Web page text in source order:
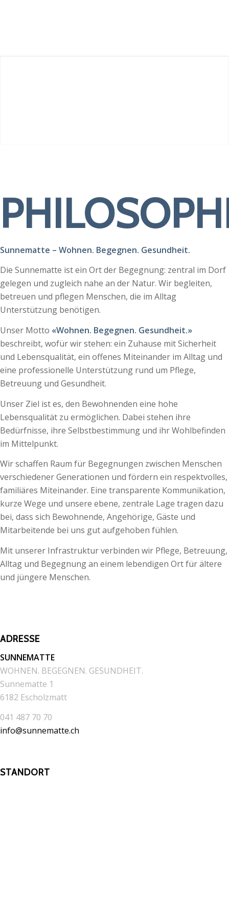
Sunnematte – Wohnen. Begegnen. Gesundheit.
Die Sunnematte ist ein Ort der Begegnung: zentral im Dorf
gelegen und zugleich nahe an der Natur. Wir begleiten,
betreuen und pflegen Menschen, die im Alltag
Unterstützung benötigen.
Unser Motto «Wohnen. Begegnen. Gesundheit.»
beschreibt, wofür wir stehen: ein Zuhause mit Sicherheit
und Lebensqualität, ein offenes Miteinander im Alltag und
eine professionelle Unterstützung rund um Pflege,
Betreuung und Gesundheit.
Unser Ziel ist es, den Bewohnenden eine hohe
Lebensqualität zu ermöglichen. Dabei stehen ihre
Bedürfnisse, ihre Selbstbestimmung und ihr Wohlbefinden
im Mittelpunkt.
Wir schaffen Raum für Begegnungen zwischen Menschen
verschiedener Generationen und fördern ein respektvolles,
familiäres Miteinander. Eine transparente Kommunikation,
kurze Wege und unsere ebene, zentrale Lage tragen dazu
bei, dass sich Bewohnende, Angehörige, Gäste und
Mitarbeitende bei uns gut aufgehoben fühlen.
Mit unserer Infrastruktur verbinden wir Pflege, Betreuung,
Alltag und Begegnung an einem lebendigen Ort für ältere
und jüngere Menschen.
ADRESSE
SUNNEMATTE
WOHNEN. BEGEGNEN. GESUNDHEIT.
Sunnematte 1
6182 Escholzmatt
041 487 70 70
info@sunnematte.ch
STANDORT